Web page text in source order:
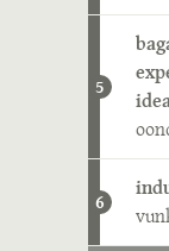
5
6